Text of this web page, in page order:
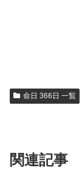
命日 366日 一覧
関連記事